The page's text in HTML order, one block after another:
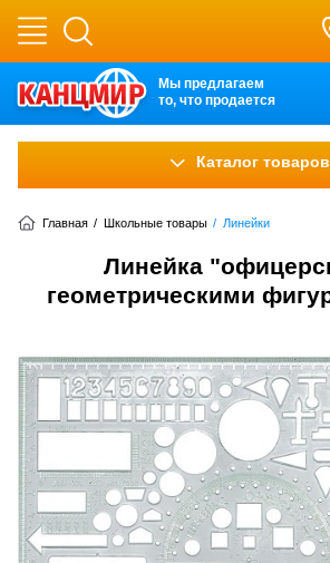
Мы предлагаем
то, что продается
Каталог товаров
Главная / Школьные товары / Линейки
Линейка
геометрическими